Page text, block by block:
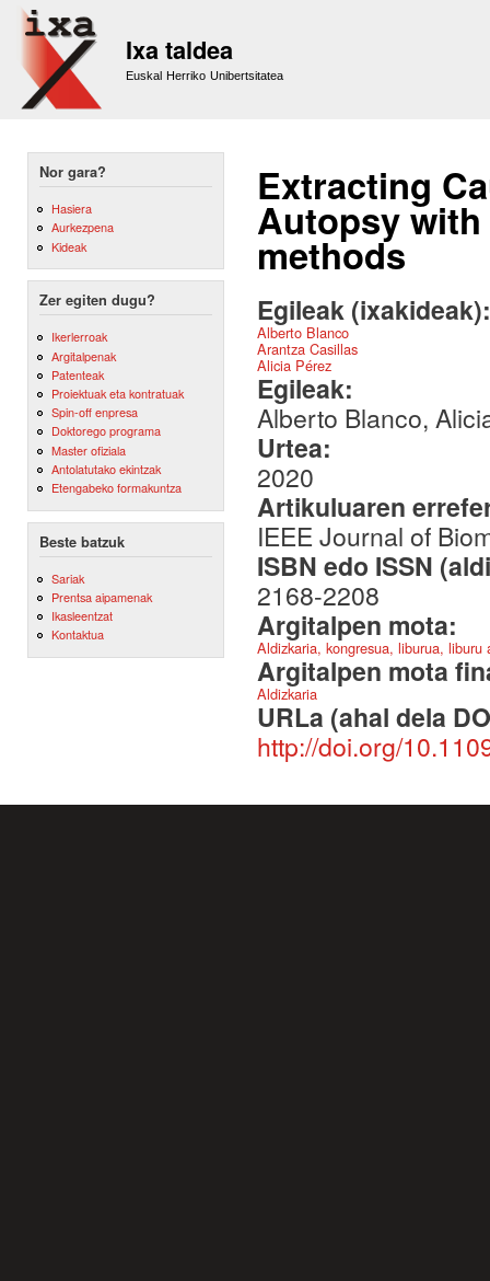
Ixa taldea
Euskal Herriko Unibertsitatea
Nor gara?
Hasiera
Aurkezpena
Kideak
Zer egiten dugu?
Ikerlerroak
Argitalpenak
Patenteak
Proiektuak eta kontratuak
Spin-off enpresa
Doktorego programa
Master ofiziala
Antolatutako ekintzak
Etengabeko formakuntza
Beste batzuk
Sariak
Prentsa aipamenak
Ikasleentzat
Kontaktua
Extracting
Autopsy
methods
Egileak
Alberto Blanco
Arantza Casillas
Alicia Pérez
Egileak:
Alberto Blanco,
Urtea:
2020
Artikuluaren
IEEE Journal of
ISBN edo ISSN
2168-2208
Argitalpen mota:
Aldizkaria, kongresua, liburua,
Argitalpen mota
Aldizkaria
URLa (ahal dela
http://doi.org/